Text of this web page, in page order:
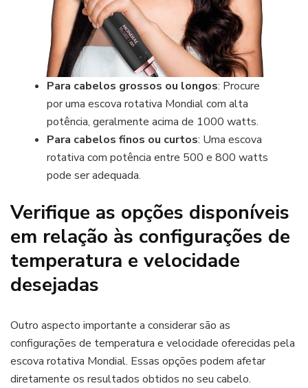
Para cabelos grossos ou longos: Procure
por uma escova rotativa Mondial com alta
potência, geralmente acima de 1000 watts.
Para cabelos finos ou curtos: Uma escova
rotativa com potência entre 500 e 800 watts
pode ser adequada.
Verifique as opções disponíveis
em relação às configurações de
temperatura e velocidade
desejadas
Outro aspecto importante a considerar são as
configurações de temperatura e velocidade oferecidas pela
escova rotativa Mondial. Essas opções podem afetar
diretamente os resultados obtidos no seu cabelo.